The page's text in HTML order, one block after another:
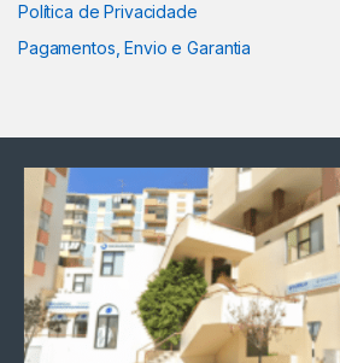
Política de Privacidade
Pagamentos, Envio e Garantia